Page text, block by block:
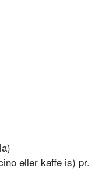
eller kaffe is) pr.